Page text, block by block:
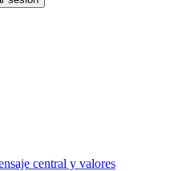
central y valores